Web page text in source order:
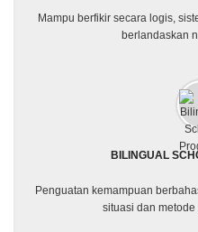
Mampu berfikir secara logis,
berlandaskan
BILINGUAL
Penguatan kemampuan
situasi dan